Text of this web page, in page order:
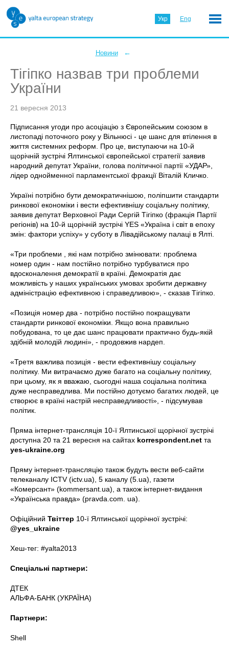
Укр Eng
Новини ←
Тігіпко назвав три проблеми
України
21 вересня 2013
Підписання угоди про асоціацію з Європейським союзом в
листопаді поточного року у Вільнюсі - це шанс для втілення в
життя системних реформ. Про це, виступаючи на 10-й
щорічній зустрічі Ялтинської європейської стратегії заявив
народний депутат України, голова політичної партії «УДАР»,
лідер однойменної парламентської фракції Віталій Кличко.
Україні потрібно бути демократичнішою, поліпшити стандарти
ринкової економіки і вести ефективнішу соціальну політику,
заявив депутат Верховної Ради Сергій Тігіпко (фракція Партії
регіонів) на 10-й щорічній зустрічі YES «Україна і світ в епоху
змін: фактори успіху» у суботу в Лівадійському палаці в Ялті.
«Три проблеми , які нам потрібно змінювати: проблема
номер один - нам постійно потрібно турбуватися про
вдосконалення демократії в країні. Демократія дає
можливість у наших українських умовах зробити державну
адміністрацію ефективною і справедливою», - сказав Тігіпко.
«Позиція номер два - потрібно постійно покращувати
стандарти ринкової економіки. Якщо вона правильно
побудована, то це дає шанс працювати практично будь-якій
здібній молодій людині», - продовжив нардеп.
«Третя важлива позиція - вести ефективнішу соціальну
політику. Ми витрачаємо дуже багато на соціальну політику,
при цьому, як я вважаю, сьогодні наша соціальна політика
дуже несправедлива. Ми постійно дотуємо багатих людей, це
створює в країні настрій несправедливості», - підсумував
політик.
Пряма інтернет-трансляція 10-ї Ялтинської щорічної зустрічі
доступна 20 та 21 вересня на сайтах korrespondent.net та
yes-ukraine.org
Пряму інтернет-трансляцію також будуть вести веб-сайти
телеканалу ICTV (ictv.ua), 5 каналу (5.ua), газети
«Комерсант» (kommersant.ua), а також інтернет-видання
«Українська правда» (pravda.com. ua).
Офіційний Твіттер 10-ї Ялтинської щорічної зустрічі:
@yes_ukraine
Хеш-тег: #yalta2013
Спеціальні партнери:
ДТЕК
АЛЬФА-БАНК (УКРАЇНА)
Партнери:
Shell